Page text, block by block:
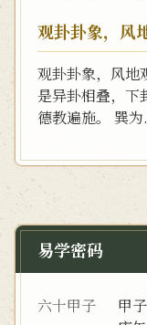
观卦卦象，风
观卦卦象，风地
是异卦相叠，下
德教遍施。 巽为
易学密码
六十甲子 甲子